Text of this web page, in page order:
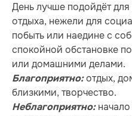
День лучше подойдёт
отдыха, нежели для
побыть или наедине с
спокойной обстановке
или домашними делами.
Благоприятно:отдых,
близкими, творчество.
Неблагоприятно:начало